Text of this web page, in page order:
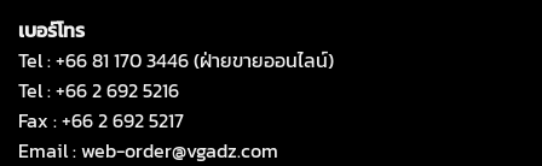
เบอร์โทร
Tel : +66 81 170 3446 (ฝ่ายขายออนไลน์)
Tel : +66 2 692 5216
Fax : +66 2 692 5217
Email :web-order@vgadz.com